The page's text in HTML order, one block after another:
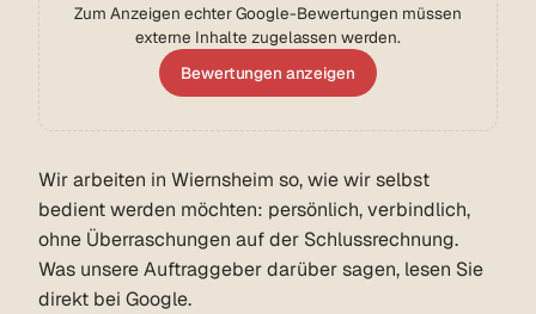
Zum Anzeigen echter Google-Bewertungen müssen
externe Inhalte zugelassen werden.
Bewertungen anzeigen
Wir arbeiten in Wiernsheim so, wie wir selbst
bedient werden möchten: persönlich, verbindlich,
ohne Überraschungen auf der Schlussrechnung.
Was unsere Auftraggeber darüber sagen, lesen Sie
direkt bei Google.